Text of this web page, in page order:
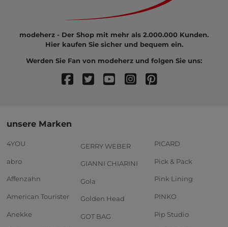
modeherz - Der Shop mit mehr als 2.000.000 Kunden.
Hier kaufen Sie sicher und bequem ein.
Werden Sie Fan von modeherz und folgen Sie uns:
unsere Marken
4YOU
abro
Affenzahn
American Tourister
Anekke
GERRY WEBER
GIANNI CHIARINI
Gola
Golden Head
GOT BAG
PICARD
Pick & Pack
Pink Lining
PINKO
Pip Studio